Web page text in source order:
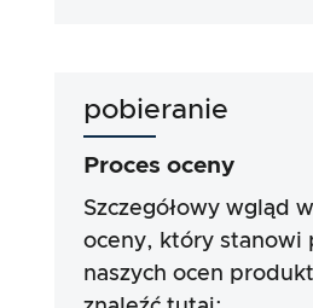
za dokładność lub
medycznych lub
produktów. Opieramy
reklamowych i
przez producentów, ale
informacji zawsze
ryzyko. Nasze wysiłki
pobieranie
Proces oceny
Szczegółowy wgląd
oceny, który stanowi
naszych ocen